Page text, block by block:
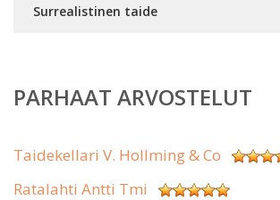
Surrealistinen taide
PARHAAT ARVOSTELUT
Taidekellari V. Hollming & Co
Ratalahti Antti Tmi